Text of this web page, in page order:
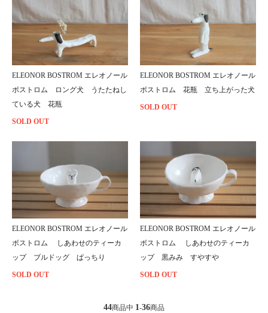
ELEONOR BOSTROM エレオノール
ボストロム ロング犬 うたたねし
ている犬 花瓶
SOLD OUT
ELEONOR BOSTROM エレオノール
ボストロム 花瓶 立ち上がった犬
SOLD OUT
ELEONOR BOSTROM エレオノール
ボストロム しあわせのティーカ
ップ ブルドッグ ぱっちり
SOLD OUT
ELEONOR BOSTROM エレオノール
ボストロム しあわせのティーカ
ップ 黒みみ すやすや
SOLD OUT
44商品中 1-36商品